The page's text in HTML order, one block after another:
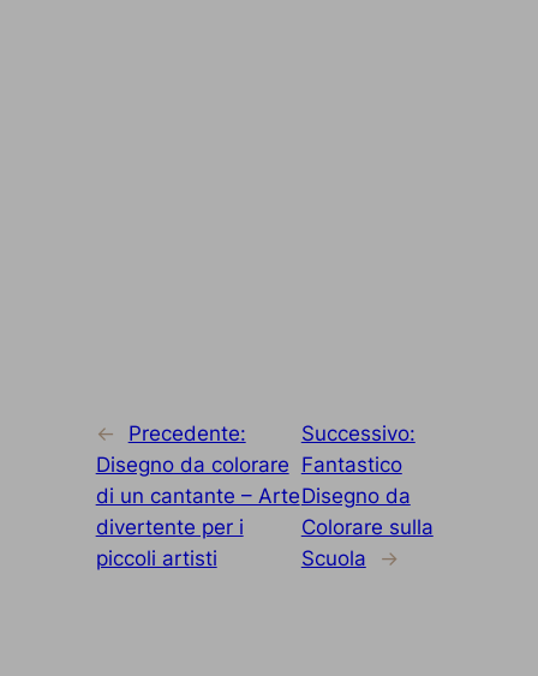
←
Precedente:
Disegno da colorare
di un cantante – Arte
divertente per i
piccoli artisti
Successivo:
Fantastico
Disegno da
Colorare sulla
Scuola
→